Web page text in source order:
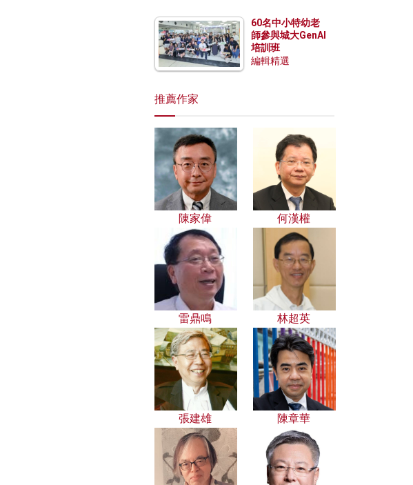
60名中小特幼老
師參與城大GenAI
培訓班
編輯精選
推薦作家
陳家偉 何漢權
雷鼎鳴 林超英
張建雄 陳章華